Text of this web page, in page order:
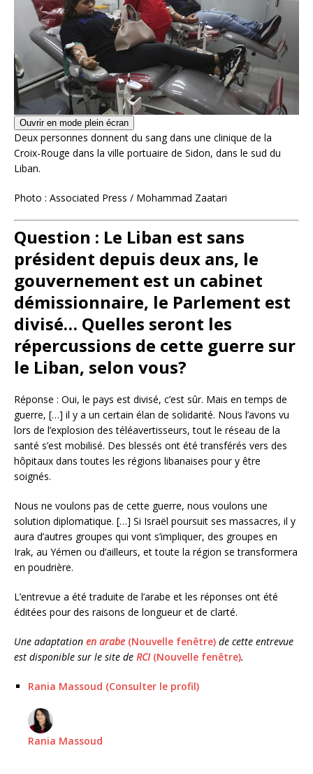
Ouvrir en mode plein écran
Deux personnes donnent du sang dans une clinique de la
Croix-Rouge dans la ville portuaire de Sidon, dans le sud du
Liban.
Photo : Associated Press / Mohammad Zaatari
Question : Le Liban est sans
président depuis deux ans, le
gouvernement est un cabinet
démissionnaire, le Parlement est
divisé… Quelles seront les
répercussions de cette guerre sur
le Liban, selon vous?
Réponse : Oui, le pays est divisé, c’est sûr. Mais en temps de
guerre, […] il y a un certain élan de solidarité. Nous l’avons vu
lors de l’explosion des téléavertisseurs, tout le réseau de la
santé s’est mobilisé. Des blessés ont été transférés vers des
hôpitaux dans toutes les régions libanaises pour y être
soignés.
Nous ne voulons pas de cette guerre, nous voulons une
solution diplomatique. […] Si Israël poursuit ses massacres, il y
aura d’autres groupes qui vont s’impliquer, des groupes en
Irak, au Yémen ou d’ailleurs, et toute la région se transformera
en poudrière.
L’entrevue a été traduite de l’arabe et les réponses ont été
éditées pour des raisons de longueur et de clarté.
Une adaptation en arabe (Nouvelle fenêtre) de cette entrevue
est disponible sur le site de RCI (Nouvelle fenêtre).
Rania Massoud (Consulter le profil)
Rania Massoud